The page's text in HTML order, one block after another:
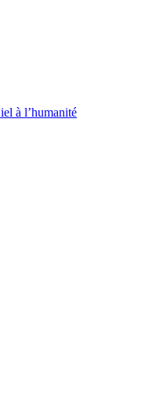
à l’humanité